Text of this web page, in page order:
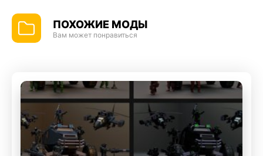
ПОХОЖИЕ МОДЫ
Вам может понравиться